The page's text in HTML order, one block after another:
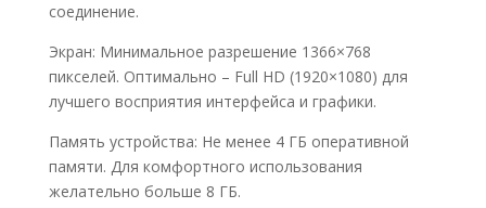
соединение.
Экран: Минимальное разрешение 1366×768
пикселей. Оптимально – Full HD (1920×1080) для
лучшего восприятия интерфейса и графики.
Память устройства: Не менее 4 ГБ оперативной
памяти. Для комфортного использования
желательно больше 8 ГБ.